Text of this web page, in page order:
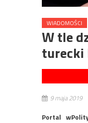
WIADOMOŚCI
W tle
turecki
9 maja 2019
Portal